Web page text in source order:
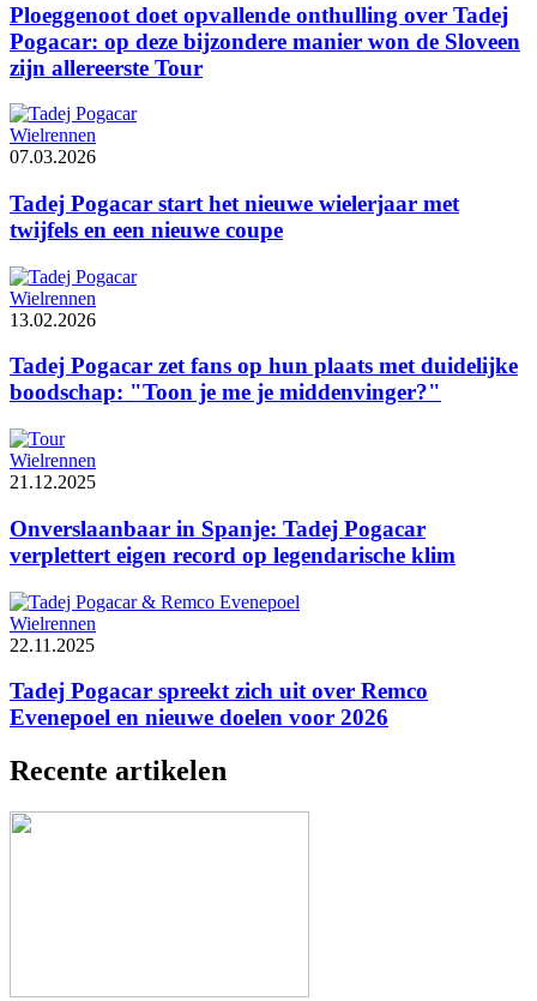
Ploeggenoot doet opvallende onthulling over Tadej
Pogacar: op deze bijzondere manier won de Sloveen
zijn allereerste Tour
Wielrennen
07.03.2026
Tadej Pogacar start het nieuwe wielerjaar met
twijfels en een nieuwe coupe
Wielrennen
13.02.2026
Tadej Pogacar zet fans op hun plaats met duidelijke
boodschap: "Toon je me je middenvinger?"
Wielrennen
21.12.2025
Onverslaanbaar in Spanje: Tadej Pogacar
verplettert eigen record op legendarische klim
Wielrennen
22.11.2025
Tadej Pogacar spreekt zich uit over Remco
Evenepoel en nieuwe doelen voor 2026
Recente artikelen